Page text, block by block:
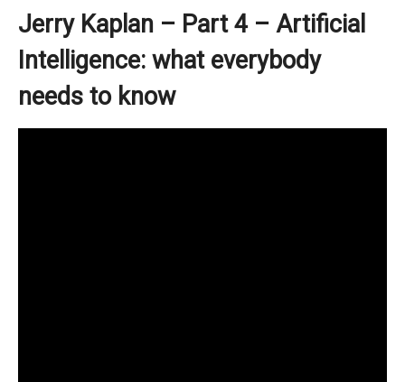
Jerry Kaplan – Part 4 – Artificial
Intelligence: what everybody
needs to know